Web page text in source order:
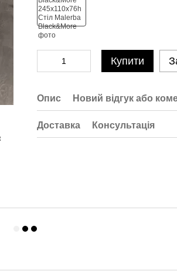
Купити
Опис Новий відгук або
Доставка Консультація